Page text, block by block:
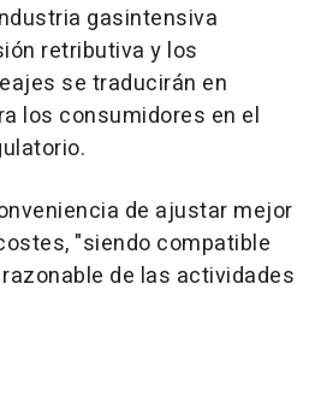
gasintensiva
retributiva y los
se traducirán en
los consumidores en el
de ajustar mejor
"siendo compatible
de las actividades